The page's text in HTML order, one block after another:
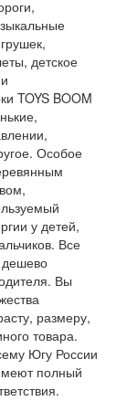
детское
TOYS BOOM
Особое
у детей,
Все
Вы
размеру,
товара.
Югу России
полный